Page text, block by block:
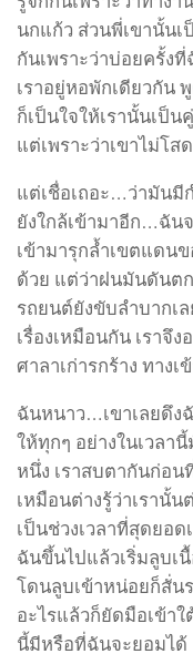
นกแก้ว ส่วนพี่เขานั้น
กันเพราะว่าบ่อยครั้ง
เราอยู่หอพักเดียวกัน
ก็เป็นใจให้เรานั้นเป็น
แต่เพราะว่าเขาไม่โส
แต่เชื่อเถอะ…ว่ามันมี
ยังใกล้เข้ามาอีก…ฉัน
เข้ามารุกล้ำเขตแดน
ด้วย แต่ว่าฝนมันดันต
รถยนต์ยังขับลำบากเ
เรื่องเหมือนกัน เราจึ
ศาลาเก่ารกร้าง ทาง
ฉันหนาว…เขาเลยดึง
ให้ทุกๆ อย่างในเวลา
หนึ่ง เราสบตากันก่อ
เหมือนต่างรู้ว่าเรานั้น
เป็นช่วงเวลาที่สุดยอ
ฉันขึ้นไปแล้วเริ่มลูบเ
โดนลูบเข้าหน่อยก็สั่น
อะไรแล้วก็ยัดมือเข้า
นี้มีหรือที่ฉันจะยอมได้